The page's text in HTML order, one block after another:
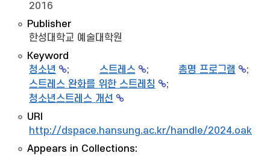
2016
Publisher
한성대학교 예술대학원
Keyword
청소년
; 스트레스 ; 총명 프로그램
;
스트레스 완화를 위한 스트레칭
;
청소년스트레스 개선
URI
http://dspace.hansung.ac.kr/handle/2024.oak/
Appears in Collections: